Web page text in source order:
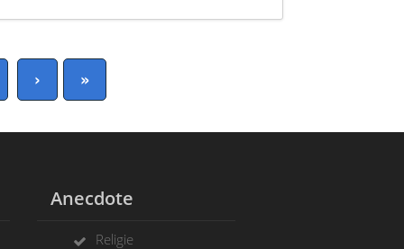
› »
Anecdote
Religie